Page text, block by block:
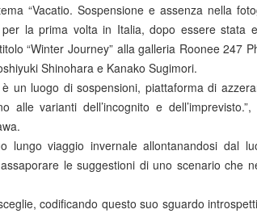
“Vacatio. Sospensione e assenza nella
la prima volta in Italia, dopo essere stata
“Winter Journey” alla galleria Roonee 247
Shinohara e Kanako Sugimori.
è un luogo di sospensioni, piattaforma di
varianti dell’incognito e
lungo viaggio invernale allontanandosi dal
le suggestioni di uno scenario che
codificando questo suo sguardo